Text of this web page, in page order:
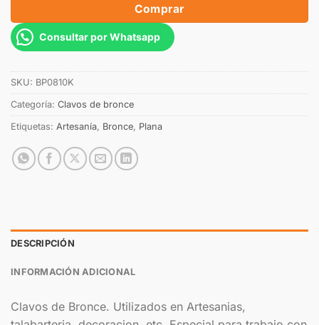
Comprar
Consultar por Whatsapp
SKU: BP0810K
Categoría: Clavos de bronce
Etiquetas: Artesanía, Bronce, Plana
DESCRIPCIÓN
INFORMACIÓN ADICIONAL
Clavos de Bronce. Utilizados en Artesanias,